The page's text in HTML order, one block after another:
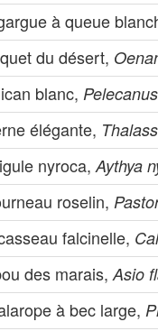
à queue
du désert,
blanc,
élégante,
nyroca,Aythya
roselin,
falcinelle,
des marais,Asio
à bec large,